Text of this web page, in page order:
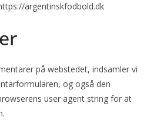
argentinskfodbold.dk
på webstedet, indsamler vi
og også den
user agent string for at